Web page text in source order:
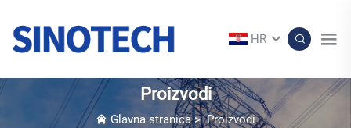
HR
Proizvodi
Glavna stranica>Proizvodi